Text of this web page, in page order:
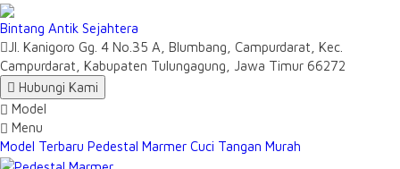
Bintang Antik Sejahtera
Jl. Kanigoro Gg. 4 No.35 A, Blumbang, Campurdarat, Kec.
Campurdarat, Kabupaten Tulungagung, Jawa Timur 66272
Hubungi Kami
Model
Menu
Model Terbaru Pedestal Marmer Cuci Tangan Murah